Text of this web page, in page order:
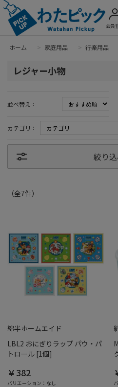
会員
ホーム > 家庭用品 > 行楽用品
レジャー小物
並べ替え：
カテゴリ：
絞り
（全7件）
綿半ホームエイド
LBL2 おにぎりラップ パウ・パ
トロール [1個]
￥382
バリエーション：なし